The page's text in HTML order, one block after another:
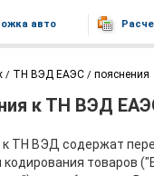
авто
ТН ВЭД ЕАЭС пояснения
к ТН ВЭД
к ТН ВЭД содержат
кодирования товаров